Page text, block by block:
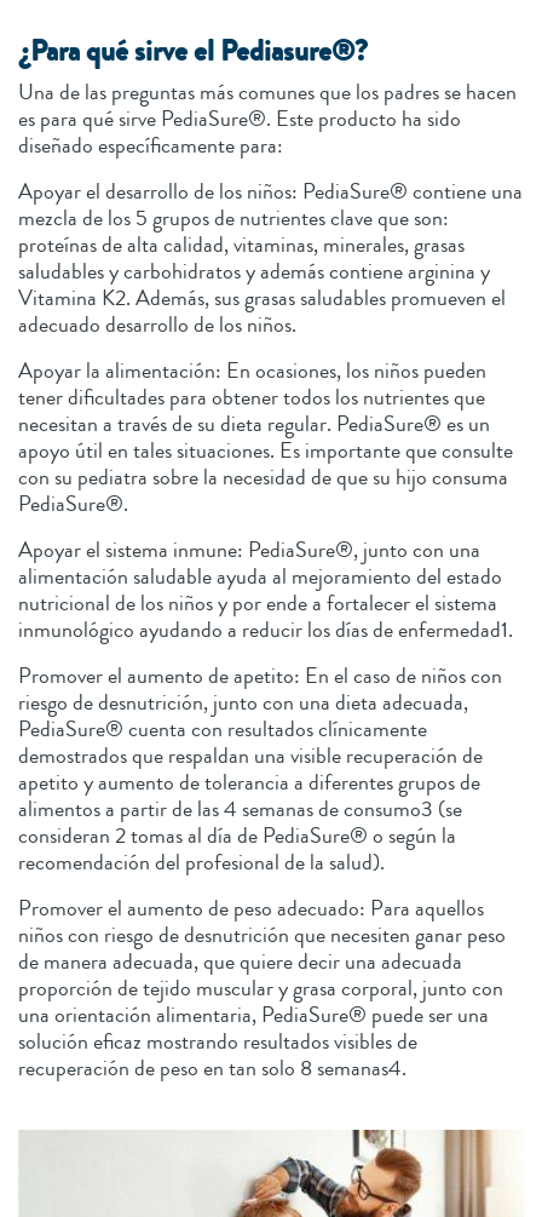
¿Para qué sirve el Pediasure®?
Una de las preguntas más comunes que los padres se hacen
es para qué sirve PediaSure®. Este producto ha sido
diseñado específicamente para:
Apoyar el desarrollo de los niños: PediaSure® contiene una
mezcla de los 5 grupos de nutrientes clave que son:
proteínas de alta calidad, vitaminas, minerales, grasas
saludables y carbohidratos y además contiene arginina y
Vitamina K2. Además, sus grasas saludables promueven el
adecuado desarrollo de los niños.
Apoyar la alimentación: En ocasiones, los niños pueden
tener dificultades para obtener todos los nutrientes que
necesitan a través de su dieta regular. PediaSure® es un
apoyo útil en tales situaciones. Es importante que consulte
con su pediatra sobre la necesidad de que su hijo consuma
PediaSure®.
Apoyar el sistema inmune: PediaSure®, junto con una
alimentación saludable ayuda al mejoramiento del estado
nutricional de los niños y por ende a fortalecer el sistema
inmunológico ayudando a reducir los días de enfermedad1.
Promover el aumento de apetito: En el caso de niños con
riesgo de desnutrición, junto con una dieta adecuada,
PediaSure® cuenta con resultados clínicamente
demostrados que respaldan una visible recuperación de
apetito y aumento de tolerancia a diferentes grupos de
alimentos a partir de las 4 semanas de consumo3 (se
consideran 2 tomas al día de PediaSure® o según la
recomendación del profesional de la salud).
Promover el aumento de peso adecuado: Para aquellos
niños con riesgo de desnutrición que necesiten ganar peso
de manera adecuada, que quiere decir una adecuada
proporción de tejido muscular y grasa corporal, junto con
una orientación alimentaria, PediaSure® puede ser una
solución eficaz mostrando resultados visibles de
recuperación de peso en tan solo 8 semanas4.